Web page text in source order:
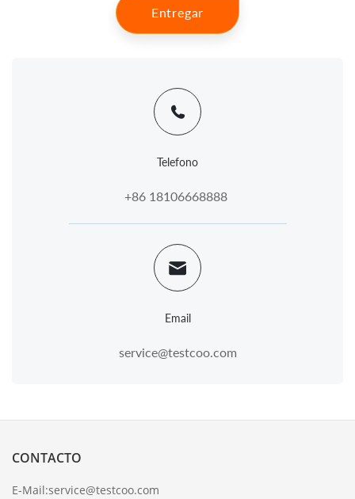
Entregar
Telefono
+86 18106668888
Email
service@testcoo.com
CONTACTO
E-Mail:service@testcoo.com